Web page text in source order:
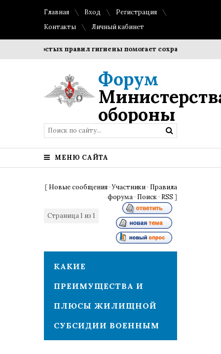
Главная Вход
Регистрация
Контакты
Личный кабинет
простых правил гигиены помогает сохранить
Форум
обороны
МЕНЮ САЙТА
[ Новые сообщения ·Участники · Правила
форума · Поиск · RSS ]
Страница1 из 1
КАКИЕ
ПРЕИМУЩЕСТВА И
ПЛЮСЫ ЖИЛИЩНОЙ
СУБСИДИИ ВОЕННЫМ